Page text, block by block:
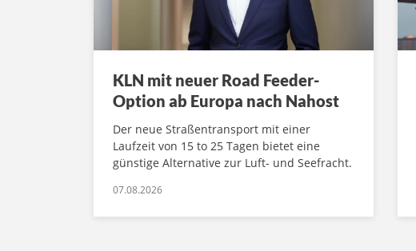
KLN mit neuer Road Feeder-
Option ab Europa nach Nahost
Der neue Straßentransport mit einer
Laufzeit von 15 to 25 Tagen bietet eine
günstige Alternative zur Luft- und Seefracht.
07.08.2026